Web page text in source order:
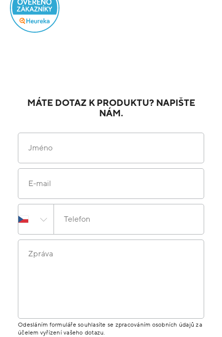
MÁTE DOTAZ K PRODUKTU? NAPIŠTE
NÁM.
Jméno
E-mail
Telefon
Zpráva
Odesláním formuláře souhlasíte se zpracováním osobních údajů za
účelem vyřízení vašeho dotazu.